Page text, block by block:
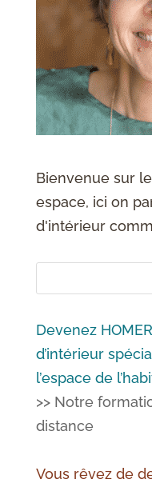
Bienvenue sur
espace, ici on
d'intérieur
Devenez
d’intérieur
l’espace de
>> Notre
distance
Vous rêvez de